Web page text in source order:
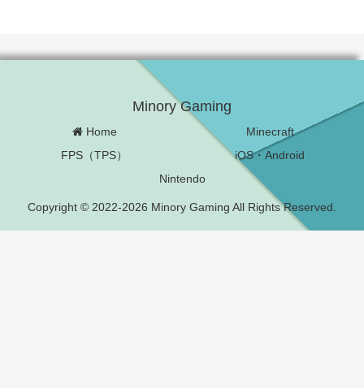
Minory Gaming
Home
Minecraft
FPS（TPS）
iOS・Android
Nintendo
Copyright © 2022-2026 Minory Gaming All Rights Reserved.